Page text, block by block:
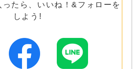
ったら、いいね！&フォローを
しよう!